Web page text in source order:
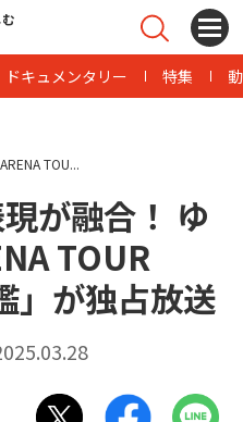
ドキュメンタリー 特集
TOU...
が融合！ ゆ
TOUR
」が独占放送